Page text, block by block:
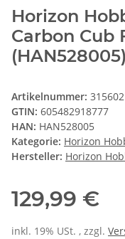
Horizon
Carbon Cub
(HAN528005)
Artikelnummer: 315602
GTIN: 605482918777
HAN: HAN528005
Kategorie: Horizon
Hersteller: Horizon
129,99 €
inkl. 19% USt. , zzgl.